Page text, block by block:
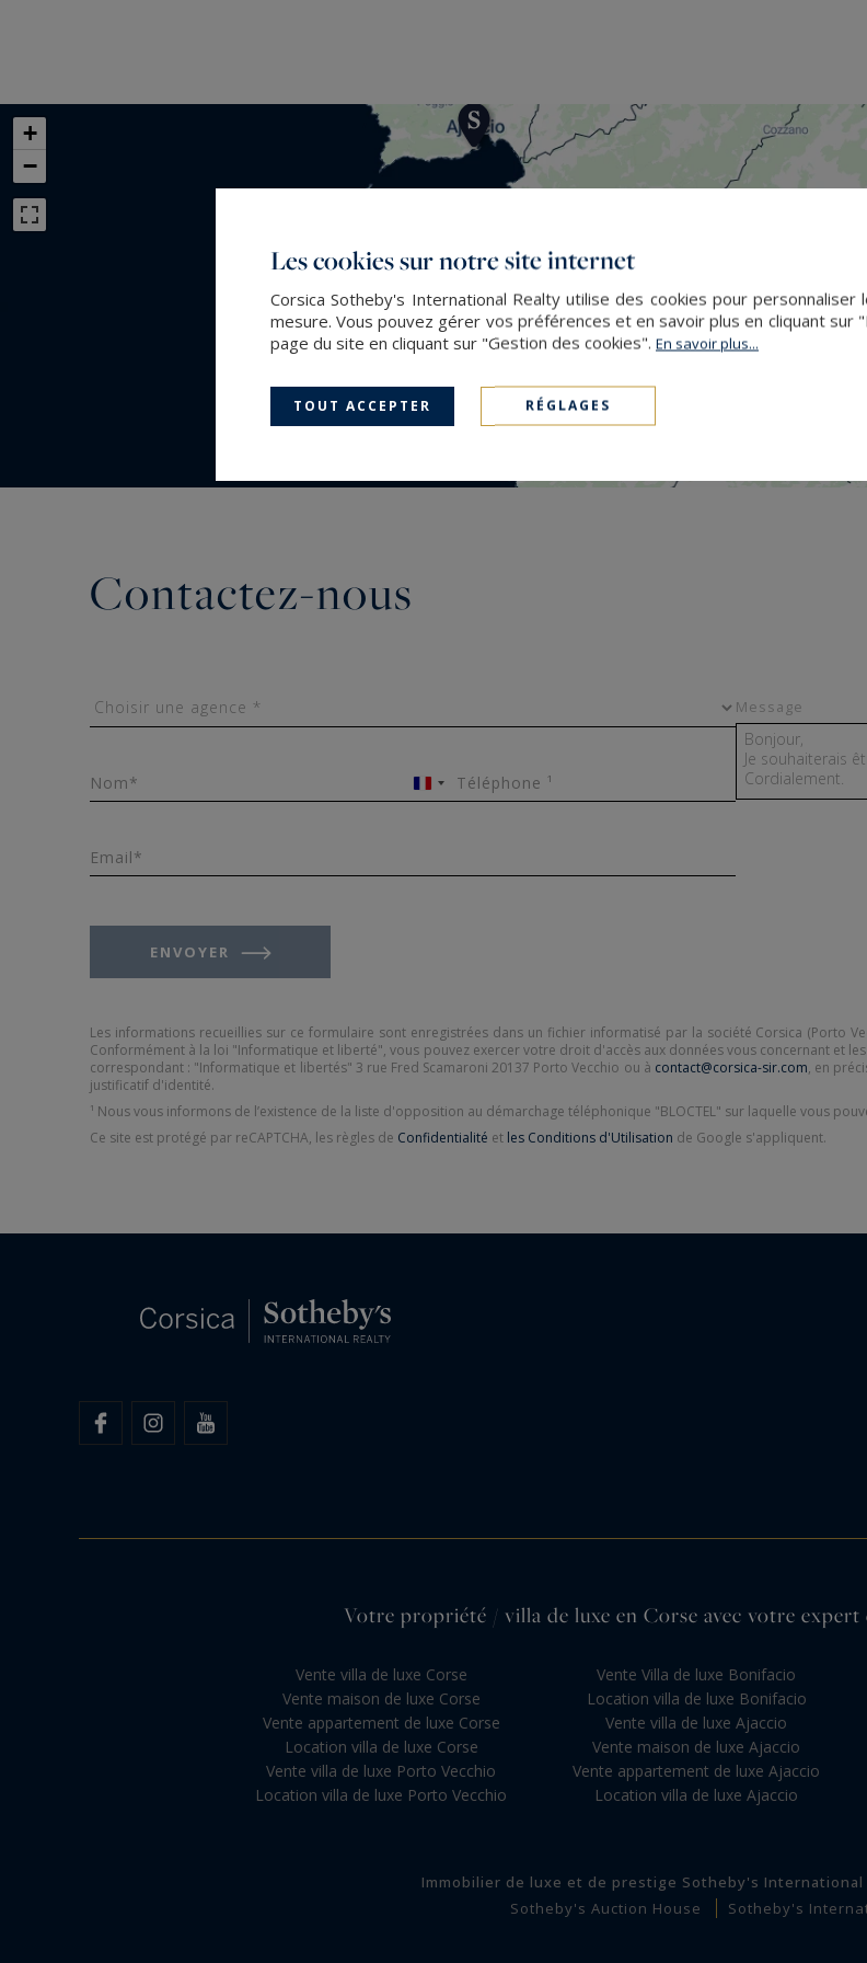
+
−
Contactez-nous
Nom*
France
+33
Téléphone ¹
Email*
Message
ENVOYER
Les informations recueillies sur ce formulaire sont enregistrées dans un fichier informatisé par la société Corsica (Porto
Conformément à la loi "Informatique et liberté", vous pouvez exercer votre droit d'accès aux données vous concernant et
correspondant : "Informatique et libertés" 3 rue Fred Scamaroni 20137 Porto Vecchio ou à contact@corsica-sir.com, en
justificatif d'identité.
¹ Nous vous informons de l’existence de la liste d'opposition au démarchage téléphonique "BLOCTEL" sur laquelle vous
Ce site est protégé par reCAPTCHA, les règles de Confidentialité et les Conditions d'Utilisation de Google s'appliquent.
Votre propriété / villa de luxe en Corse avec votre
Vente villa de luxe Corse
Vente maison de luxe Corse
Vente appartement de luxe Corse
Location villa de luxe Corse
Vente villa de luxe Porto Vecchio
Location villa de luxe Porto Vecchio
Vente Villa de luxe Bonifacio
Location villa de luxe Bonifacio
Vente villa de luxe Ajaccio
Vente maison de luxe Ajaccio
Vente appartement de luxe Ajaccio
Location villa de luxe Ajaccio
Immobilier de luxe et de prestige Sotheby's International
Sotheby's Auction House
Sotheby's
Les cookies sur notre site internet
Corsica Sotheby's International Realty utilise des cookies pour
mesure. Vous pouvez gérer vos préférences et en savoir plus en cliquant sur
page du site en cliquant sur "Gestion des cookies". En savoir plus...
TOUT ACCEPTER RÉGLAGES